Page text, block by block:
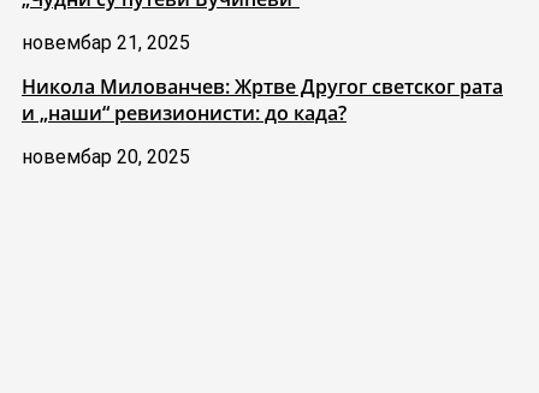
новембар 21, 2025
Никола Милованчев: Жртве Другог светског рата
и „наши“ ревизионисти: до када?
новембар 20, 2025